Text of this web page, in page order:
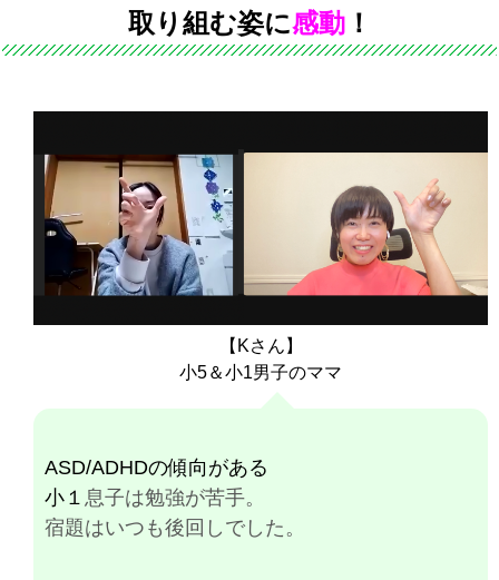
取り組む姿に感動！
【Kさん】
小5＆小1男子のママ
ASD/ADHDの傾向がある
小１ 息子は勉強が苦手。
宿題はいつも後回しでした。